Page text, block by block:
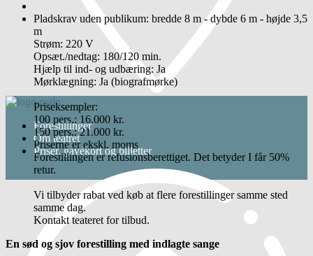
Forestillinger
Om teatret
Priser, gavekort og billetter
Pladskrav uden publikum: bredde 8 m - dybde 6 m - højde 3,5
m
Strøm: 220 V
Opsæt./nedtag: 180/120 min.
Hjælp til ind- og udbæring: Ja
Mørklægning: Ja (biografmørke)
Priseksempler:
100 pers.: 16.000 kr.
150 pers.: 21.000 kr.
Priserne er ekskl. moms
Forestillingen er refusionsberettiget. Det betyder I får 50%
retur.
Vi tilbyder rabat ved køb at flere forestillinger samme sted
samme dag.
Kontakt teateret for tilbud.
En sød og sjov forestilling med indlagte sange